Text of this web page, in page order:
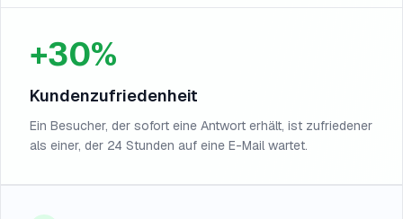
+30%
Kundenzufriedenheit
Ein Besucher, der sofort eine Antwort erhält, ist zufriedener
als einer, der 24 Stunden auf eine E-Mail wartet.